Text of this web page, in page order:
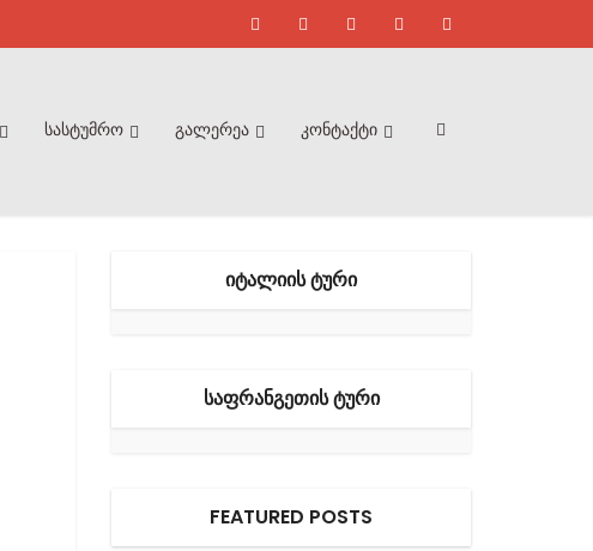
სასტუმრო გალერეა კონტაქტი
ᲘᲢᲐᲚᲘᲘᲡ ᲢᲣᲠᲘ
ᲡᲐᲤᲠᲐᲜᲒᲔᲗᲘᲡ ᲢᲣᲠᲘ
FEATURED POSTS